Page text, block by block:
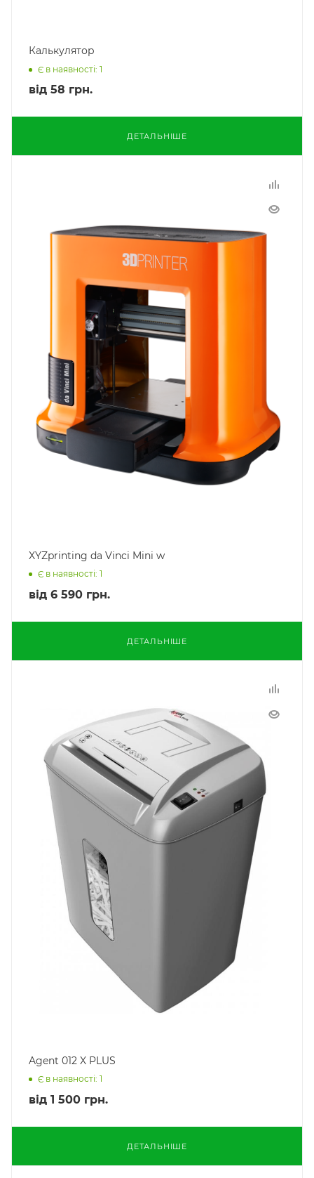
Калькулятор
Є в наявності: 1
від 58 грн.
ДЕТАЛЬНІШЕ
XYZprinting da Vinci Mini w
Є в наявності: 1
від 6 590 грн.
ДЕТАЛЬНІШЕ
Agent 012 X PLUS
Є в наявності: 1
від 1 500 грн.
ДЕТАЛЬНІШЕ